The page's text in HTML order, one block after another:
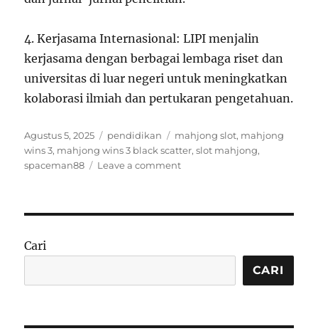
4. Kerjasama Internasional: LIPI menjalin
kerjasama dengan berbagai lembaga riset dan
universitas di luar negeri untuk meningkatkan
kolaborasi ilmiah dan pertukaran pengetahuan.
Posted
on
Agustus 5, 2025 Categories
pendidikan Tags
mahjong slot, mahjong
wins 3, mahjong wins 3 black scatter,slot mahjong,
spaceman88
Leave a commenton
Ilmu
Indonesia
Cari
CARI